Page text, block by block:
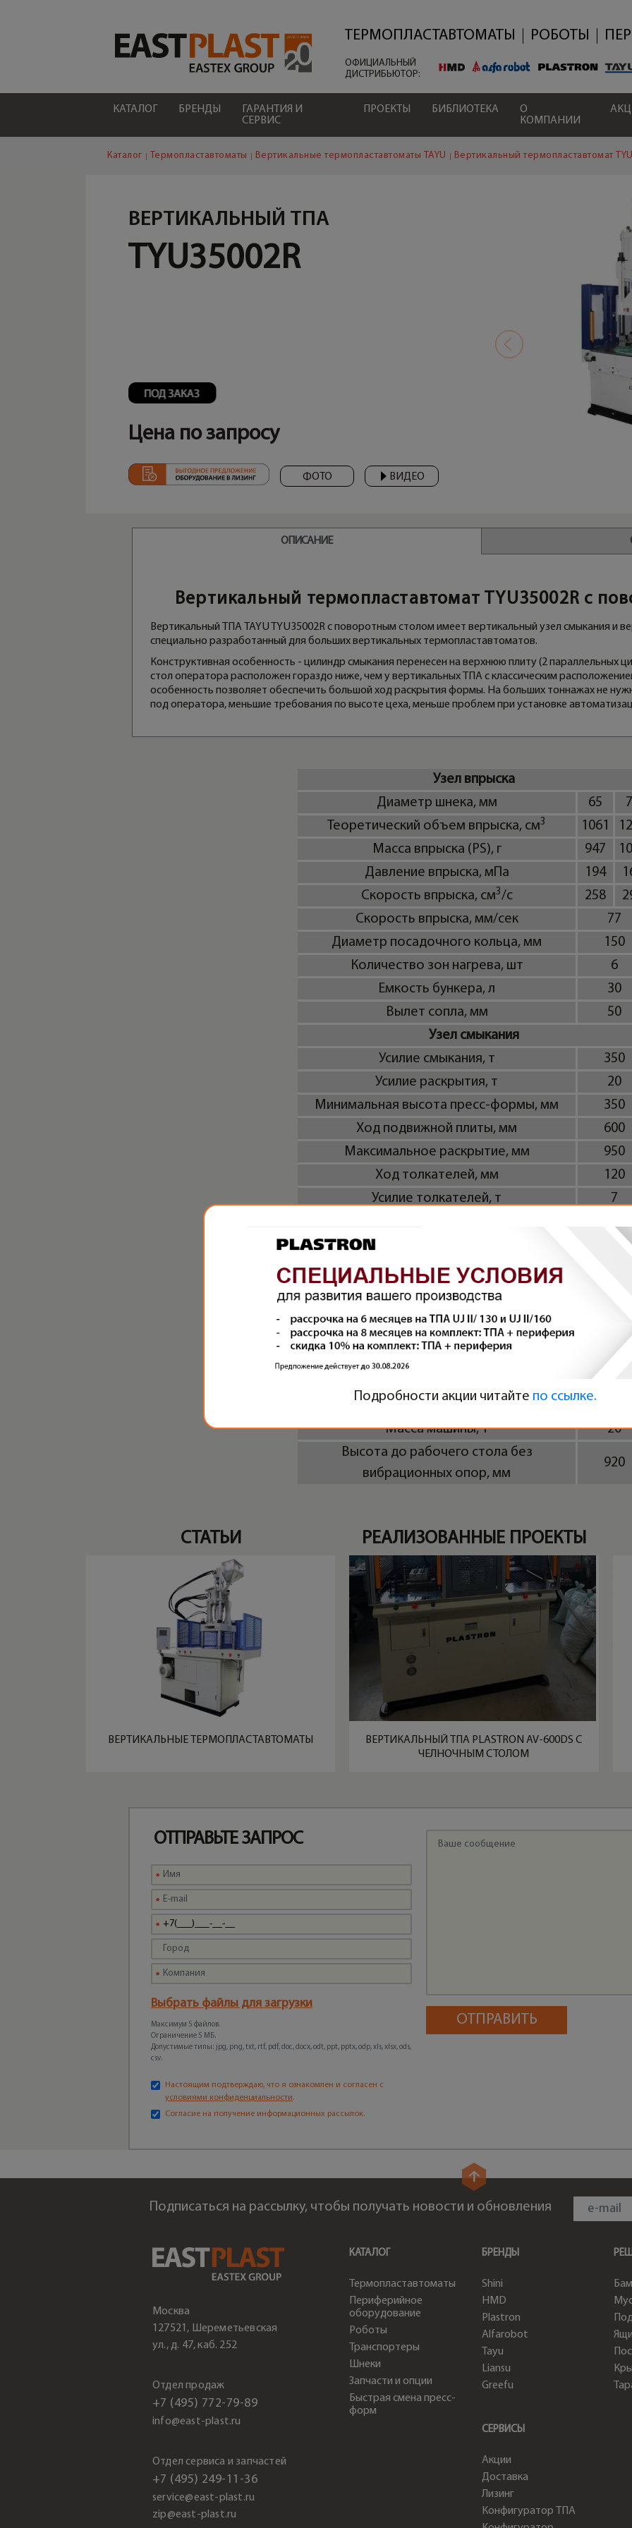
содержанию
ТЕРМОПЛАСТАВТОМАТЫ РОБОТЫ
ОФИЦИАЛЬНЫЙ
ДИСТРИБЬЮТОР:
КАТАЛОГ БРЕНДЫ
ГАРАНТИЯ И
СЕРВИС
ПРОЕКТЫ БИБЛИОТЕКА
О
КОМПАНИИ
Каталог Термопластавтоматы Вертикальные термопластавтоматы TAYU Вертикальный термопластавтомат
ВЕРТИКАЛЬНЫЙ ТПА
TYU35002R
Цена по запросу
ФОТО ВИДЕО
ОПИСАНИЕ
Вертикальный термопластавтомат TYU35002R с
Вертикальный ТПА TAYU TYU35002R с поворотным столом имеет вертикальный узел смыкания и
специально разработанный для больших вертикальных термопластавтоматов.
Конструктивная особенность - цилиндр смыкания перенесен на верхнюю плиту (2 параллельных
стол оператора расположен гораздо ниже, чем у вертикальных ТПА с классическим
особенность позволяет обеспечить большой ход раскрытия формы. На больших тоннажах не
под оператора, меньшие требования по высоте цеха, меньше проблем при установке
Узел впрыска
Диаметр шнека, мм
65
Теоретический объем впрыска, см3 1061
Масса впрыска (PS), г
947
Давление впрыска, мПа
194
Скорость впрыска, см3/с 258
Скорость впрыска, мм/сек
77
Диаметр посадочного кольца, мм
150
Количество зон нагрева, шт
6
Емкость бункера, л
30
Вылет сопла, мм
50
Узел смыкания
Усилие смыкания, т
350
Усилие раскрытия, т
20
Минимальная высота пресс-формы, мм
350
Ход подвижной плиты, мм
600
Максимальное раскрытие, мм
950
Ход толкателей, мм
120
Усилие толкателей, т
7
Максимальные размеры формы, мм
Дополнительно
Максимальное давление гидросистемы,
мПа
Объем масляного бака, л
Объем охлаждающей воды, л/мин
220
Габаритные размеры (ДxШxВ), м
Масса машины, т
20
Высота до рабочего стола без
вибрационных опор, мм
920
СТАТЬИ
ВЕРТИКАЛЬНЫЕ ТЕРМОПЛАСТАВТОМАТЫ
РЕАЛИЗОВАННЫЕ ПРОЕКТЫ
ВЕРТИКАЛЬНЫЙ ТПА PLASTRON AV-600DS С
ЧЕЛНОЧНЫМ СТОЛОМ
ОТПРАВЬТЕ ЗАПРОС
Выбрать файлы для загрузки
Максимум 5 файлов.
Ограничение 5 МБ.
Допустимые типы: jpg, png, txt, rtf, pdf, doc, docx, odt, ppt, pptx, odp, xls, xlsx, ods,
csv.
Настоящим подтверждаю, что я ознакомлен и согласен с
условиями конфиденциальности.
Согласие на получение информационных рассылок.
Подписаться на рассылку, чтобы получать новости и обновления
Москва
127521, Шереметьевская
ул., д. 47, каб. 252
Отдел продаж
+7 (495) 772-79-89
info@east-plast.ru
Отдел сервиса и запчастей
+7 (495) 249-11-36
service@east-plast.ru
zip@east-plast.ru
КАТАЛОГ
Термопластавтоматы
Периферийное
оборудование
Роботы
Транспортеры
Шнеки
Запчасти и опции
Быстрая смена пресс-
форм
БРЕНДЫ
Shini
HMD
Plastron
Alfarobot
Tayu
Liansu
Greefu
СЕРВИСЫ
Акции
Доставка
Лизинг
Конфигуратор ТПА
Подробности акции читайте по ссылке.